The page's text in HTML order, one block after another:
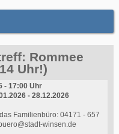
Rommee
Uhr!)
- 17:00 Uhr
- 28.12.2026
Familienbüro: 04171 - 657
winsen.de